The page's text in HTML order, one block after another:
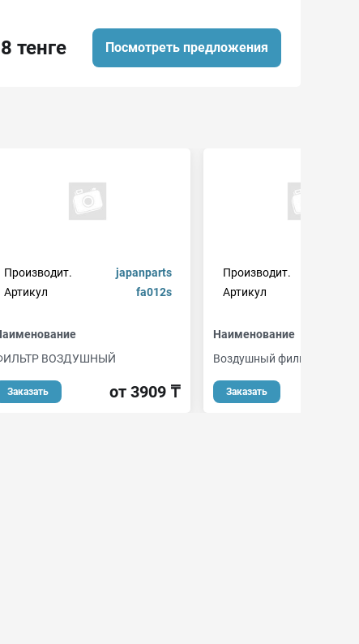
тенге Посмотреть предложения
Производит.
japanparts
Артикул
fa012s
ВОЗДУШНЫЙ
Заказать от 3909 ₸
Производит.
Артикул
Наименование
Воздушный фильтр
Заказать